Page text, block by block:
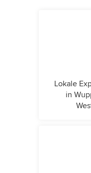
Lokale
in